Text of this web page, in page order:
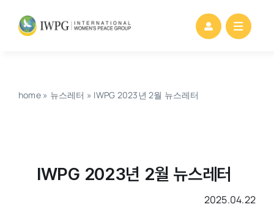
home» 뉴스레터 » IWPG 2023년 2월 뉴스레터
IWPG 2023년 2월 뉴스레터
2025.04.22